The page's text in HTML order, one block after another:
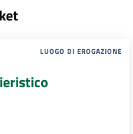
LUOGO DI EROGAZIONE